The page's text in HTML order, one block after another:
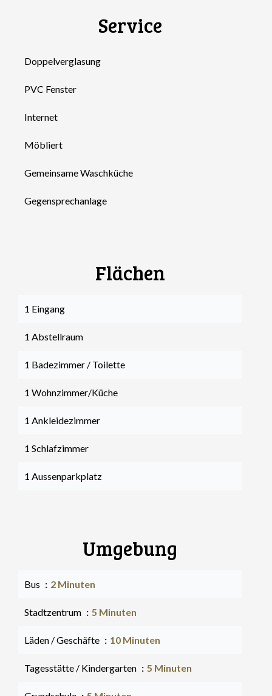
Service
Doppelverglasung
PVC Fenster
Internet
Möbliert
Gemeinsame Waschküche
Gegensprechanlage
Flächen
1 Eingang
1 Abstellraum
1 Badezimmer / Toilette
1 Wohnzimmer/Küche
1 Ankleidezimmer
1 Schlafzimmer
1 Aussenparkplatz
Umgebung
Bus 2 Minuten
Stadtzentrum 5 Minuten
Läden / Geschäfte 10 Minuten
Tagesstätte / Kindergarten 5 Minuten